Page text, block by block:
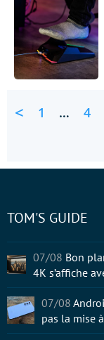
< 1 … 4
TOM'S GUIDE
07/08 Bon
4K s’affiche
07/08
pas la mise